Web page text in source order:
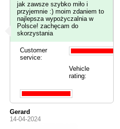
jak zawsze szybko miło i
przyjemnie :) moim zdaniem to
najlepsza wypożyczalnia w
Polsce! zachęcam do
skorzystania
Customer
service:
Vehicle
rating:
Gerard
14-04-2024